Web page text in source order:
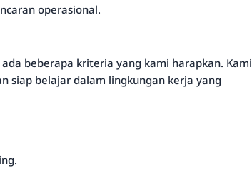
operasional.
beberapa kriteria yang kami harapkan. Kami
siap belajar dalam lingkungan kerja yang